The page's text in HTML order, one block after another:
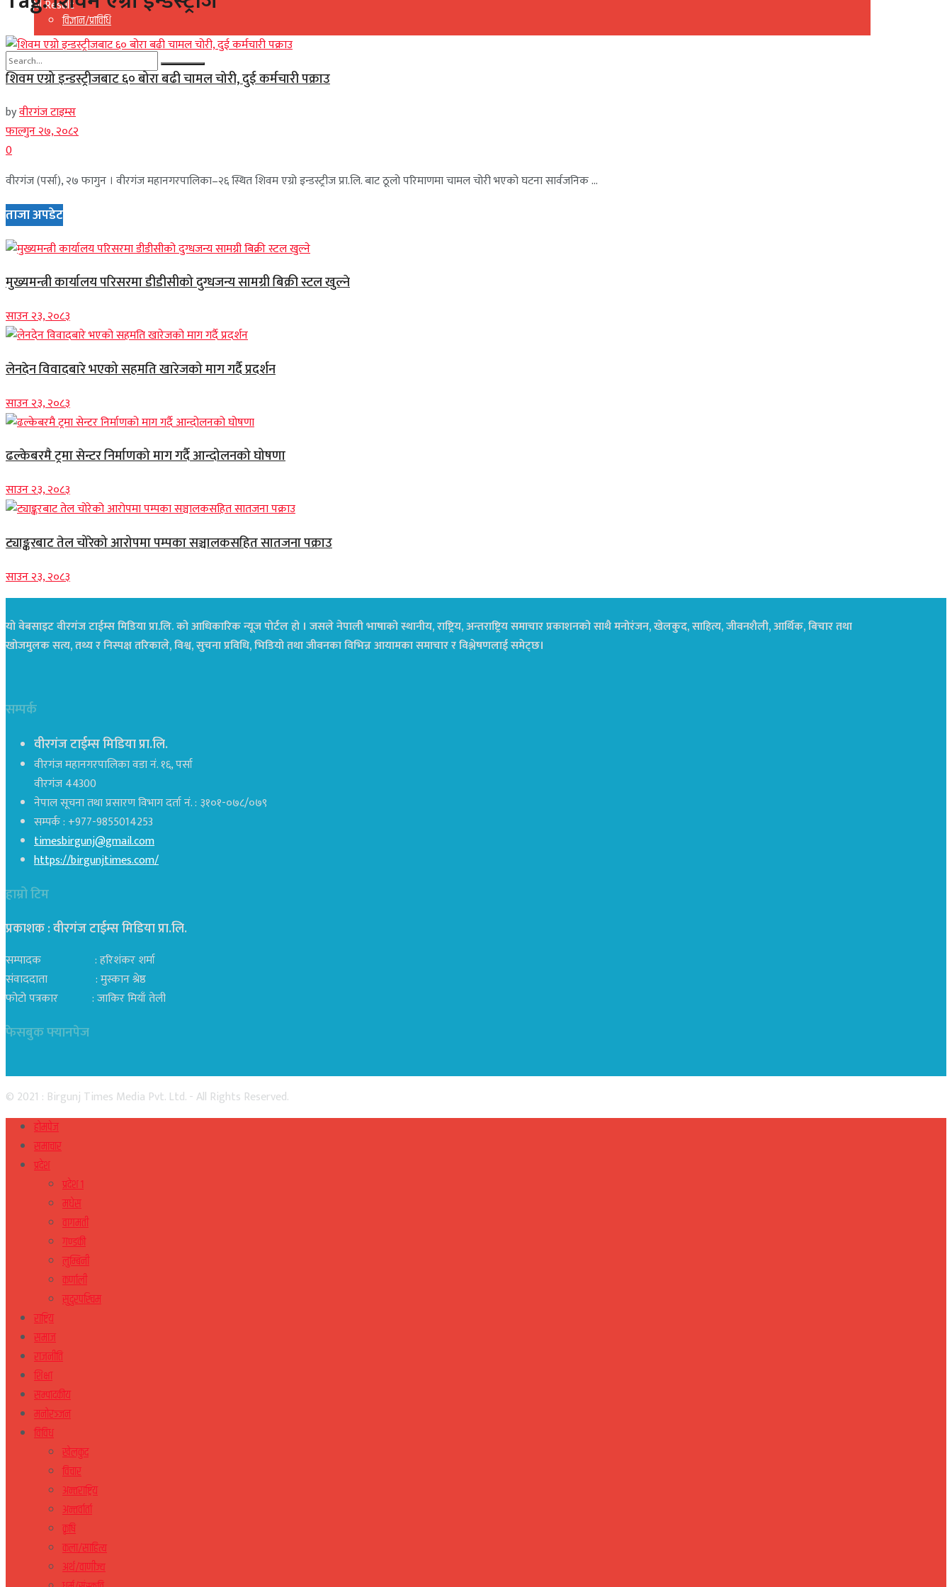
विज्ञान/प्राविधि
No Result
View All Result
View All Result
शिवम एग्रो इन्डस्ट्रीजबाट ६० बोरा बढी चामल चोरी, दुई कर्मचारी पक्राउ
byवीरगंज टाइम्स
फाल्गुन २७, २०८२
0
वीरगंज (पर्सा), २७ फागुन । वीरगंज महानगरपालिका–२६ स्थित शिवम एग्रो इन्डस्ट्रीज प्रा.लि. बाट ठूलो परिमाणमा चामल चोरी भएको घटना सार्वजनिक ...
ताजा अपडेट
मुख्यमन्त्री कार्यालय परिसरमा डीडीसीको दुग्धजन्य सामग्री बिक्री स्टल खुल्ने
साउन २३, २०८३
लेनदेन विवादबारे भएको सहमति खारेजको माग गर्दै प्रदर्शन
साउन २३, २०८३
ढल्केबरमै ट्रमा सेन्टर निर्माणको माग गर्दै आन्दोलनको घोषणा
साउन २३, २०८३
ट्याङ्करबाट तेल चोरेको आरोपमा पम्पका सञ्चालकसहित सातजना पक्राउ
साउन २३, २०८३
यो वेबसाइट वीरगंज टाईम्स मिडिया प्रा.लि. को आधिकारिक न्यूज पोर्टल हो । जसले नेपाली भाषाको स्थानीय, राष्ट्रिय, अन्तराष्ट्रिय समाचार प्रकाशनको साथै मनोरंजन, खेलकुद, साहित्य, जीवनशैली, आर्थिक, बिचार तथा
खोजमुलक सत्य, तथ्य र निस्पक्ष तरिकाले, विश्व, सुचना प्रविधि, भिडियो तथा जीवनका विभिन्न आयामका समाचार र विश्लेषणलाई समेट्छ।
सम्पर्क
वीरगंज टाईम्स मिडिया प्रा.लि.
वीरगंज महानगरपालिका वडा नं. १६, पर्सा
वीरगंज 44300
नेपाल सूचना तथा प्रसारण विभाग दर्ता नं. : ३१०१-०७८/०७९
सम्पर्क : +977-9855014253
timesbirgunj@gmail.com
https://birgunjtimes.com/
हाम्रो टिम
प्रकाशक : वीरगंज टाईम्स मिडिया प्रा‍.लि.
सम्पादक : हरिशंकर शर्मा
संवाददाता : मुस्कान श्रेष्ठ
फोटो पत्रकार : जाकिर मियाँ तेली
फेसबुक फ्यानपेज
© 2021 : Birgunj Times Media Pvt. Ltd. - All Rights Reserved.
होमपेज
समाचार
प्रदेश
प्रदेश १
मधेस
वागमती
गण्डकी
लुम्बिनी
कर्णाली
सुदुरपस्चिम
राष्ट्रिय
समाज
राजनीति
शिक्षा
सम्पादकीय
मनोरञ्जन
विविध
खेलकुद
विचार
अन्तराष्ट्रिय
अन्तर्वार्ता
कृषि
कला/साहित्य
अर्थ/वाणीज्य